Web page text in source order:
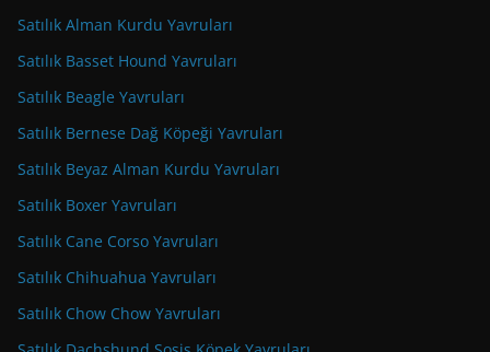
Satılık Alman Kurdu Yavruları
Satılık Basset Hound Yavruları
Satılık Beagle Yavruları
Satılık Bernese Dağ Köpeği Yavruları
Satılık Beyaz Alman Kurdu Yavruları
Satılık Boxer Yavruları
Satılık Cane Corso Yavruları
Satılık Chihuahua Yavruları
Satılık Chow Chow Yavruları